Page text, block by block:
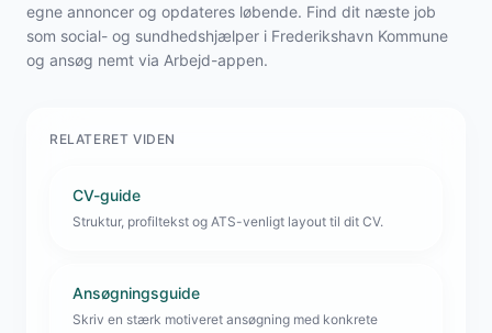
egne annoncer og opdateres løbende. Find dit næste job
som social- og sundhedshjælper i Frederikshavn Kommune
og ansøg nemt via Arbejd-appen.
RELATERET VIDEN
CV-guide
Struktur, profiltekst og ATS-venligt layout til dit CV.
Ansøgningsguide
Skriv en stærk motiveret ansøgning med konkrete